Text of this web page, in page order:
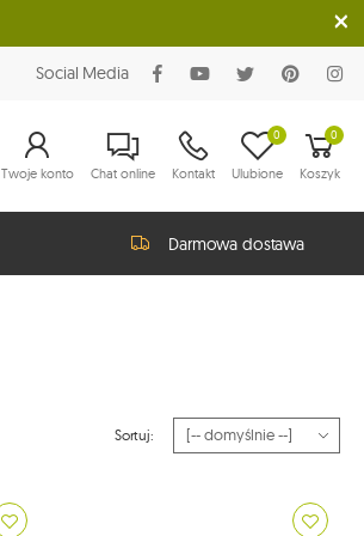
Social Media
Twoje konto Chat online Kontakt Ulubione
0 0
Koszyk
Darmowa dostawa
Sortuj: